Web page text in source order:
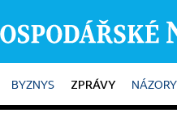
HOME
BYZNYS ZPRÁVY NÁZORY